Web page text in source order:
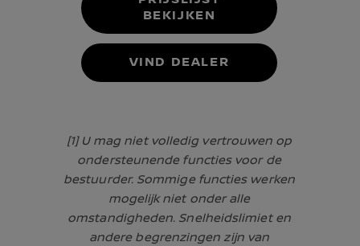
BEKIJKEN
VIND DEALER
[1] U mag niet volledig vertrouwen op
ondersteunende functies voor de
bestuurder. Sommige functies werken
mogelijk niet onder alle
omstandigheden. Snelheidslimiet en
andere begrenzingen zijn van